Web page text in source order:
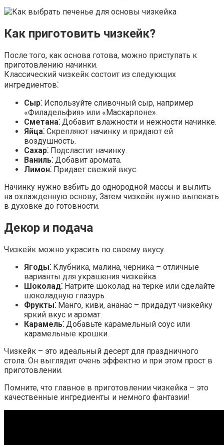
Как приготовить чизкейк?
После того, как основа готова, можно приступать к
приготовлению начинки.
Классический чизкейк состоит из следующих
ингредиентов⁚
Сыр⁚ Используйте сливочный сыр, например
«Филадельфия» или «Маскарпоне».
Сметана⁚ Добавит влажности и нежности начинке.
Яйца⁚ Скрепляют начинку и придают ей
воздушность.
Сахар⁚ Подсластит начинку.
Ваниль⁚ Добавит аромата.
Лимон⁚ Придает свежий вкус.
Начинку нужно взбить до однородной массы и вылить
на охлажденную основу; Затем чизкейк нужно выпекать
в духовке до готовности.
Декор и подача
Чизкейк можно украсить по своему вкусу.
Ягоды⁚ Клубника, малина, черника – отличные
варианты для украшения чизкейка.
Шоколад⁚ Натрите шоколад на терке или сделайте
шоколадную глазурь.
Фрукты⁚ Манго, киви, ананас – придадут чизкейку
яркий вкус и аромат.
Карамель⁚ Добавьте карамельный соус или
карамельные крошки.
Чизкейк – это идеальный десерт для праздничного
стола. Он выглядит очень эффектно и при этом прост в
приготовлении.
Помните, что главное в приготовлении чизкейка – это
качественные ингредиенты и немного фантазии!